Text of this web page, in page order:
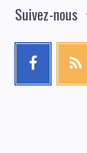
Suivez-nous